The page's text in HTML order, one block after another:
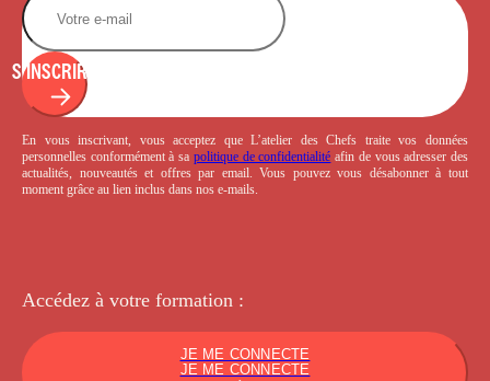
S'INSCRIRE
En vous inscrivant, vous acceptez que L’atelier des Chefs traite vos données
personnelles conformément à sa politique de confidentialité afin de vous adresser des
actualités, nouveautés et offres par email. Vous pouvez vous désabonner à tout
moment grâce au lien inclus dans nos e-mails.
Accédez à votre formation :
JE ME CONNECTE
JE ME CONNECTE